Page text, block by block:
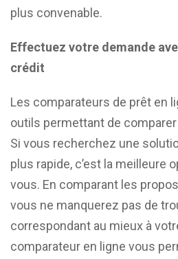
plus convenable.
Effectuez votre demande
crédit
Les comparateurs de prêt en
outils permettant de
Si vous recherchez une
plus rapide, c’est la meilleure
vous. En comparant les
vous ne manquerez pas de
correspondant au mieux à
comparateur en ligne vous